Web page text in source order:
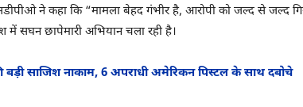
ने कहा कि “मामला बेहद गंभीर है, आरोपी को जल्द से जल्द
सघन छापेमारी अभियान चला रही है।
बड़ी साजिश नाकाम, 6 अपराधी अमेरिकन पिस्टल के साथ दबोचे